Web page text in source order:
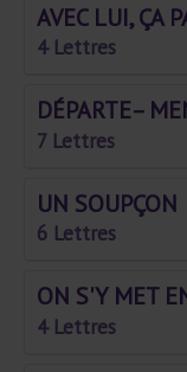
AVEC LUI, ÇA
4 Lettres
DÉPARTE–
7 Lettres
UN SOUPÇON
6 Lettres
ON S'Y MET
4 Lettres